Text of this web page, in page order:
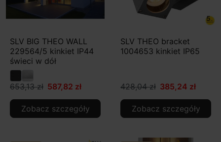
SLV BIG THEO WALL
229564/5 kinkiet IP44
świeci w dół
653,13 zł 587,82 zł
Zobacz szczegóły
SLV THEO bracket
1004653 kinkiet IP65
428,04 zł 385,24 zł
Zobacz szczegóły